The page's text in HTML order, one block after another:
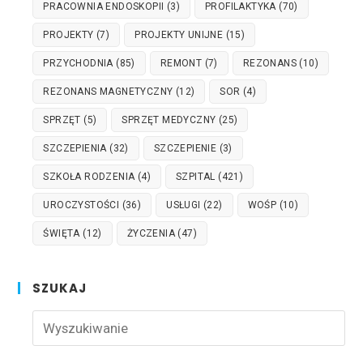
PRACOWNIA ENDOSKOPII (3) PROFILAKTYKA(70)
PROJEKTY (7) PROJEKTY UNIJNE (15)
PRZYCHODNIA(85) REMONT (7) REZONANS (10)
REZONANS MAGNETYCZNY (12) SOR (4)
SPRZĘT (5) SPRZĘT MEDYCZNY (25)
SZCZEPIENIA(32) SZCZEPIENIE (3)
SZKOŁA RODZENIA(4) SZPITAL (421)
UROCZYSTOŚCI (36) USŁUGI (22) WOŚP (10)
ŚWIĘTA(12) ŻYCZENIA(47)
SZUKAJ